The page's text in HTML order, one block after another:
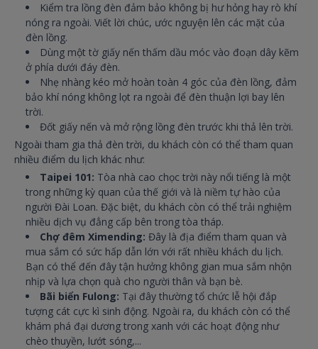
Kiểm tra lồng đèn đảm bảo không bị hư hỏng hay rò khí
nóng ra ngoài. Viết lời chúc, ước nguyện lên các mặt của
đèn lồng.
Dùng một tờ giấy nến thấm dầu móc vào đoạn dây kẽm
ở phía dưới đáy đèn.
Nhẹ nhàng kéo mở hoàn toàn 4 góc của đèn lồng, đảm
bảo khí nóng không lọt ra ngoài để đèn thuận lợi bay lên
trời.
Đốt giấy nến và mở rộng lồng đèn trước khi thả lên trời.
Ngoài tham gia thả đèn trời, du khách còn có thể tham quan
nhiều điểm du lịch khác như:
Taipei 101: Tòa nhà cao chọc trời này nổi tiếng là một
trong những kỳ quan của thế giới và là niềm tự hào của
người Đài Loan. Đặc biệt, du khách còn có thể trải nghiệm
nhiều dịch vụ đẳng cấp bên trong tòa tháp.
Chợ đêm Ximending: Đây là địa điểm tham quan và
mua sắm có sức hấp dẫn lớn với rất nhiều khách du lịch.
Bạn có thể đến đây tận hưởng không gian mua sắm nhộn
nhịp và lựa chọn quà cho người thân và bạn bè.
Bãi biển Fulong: Tại đây thường tổ chức lễ hội đắp
tượng cát cực kì sinh động. Ngoài ra, du khách còn có thể
khám phá đại dương trong xanh với các hoạt động như
chèo thuyền, lướt sóng,...